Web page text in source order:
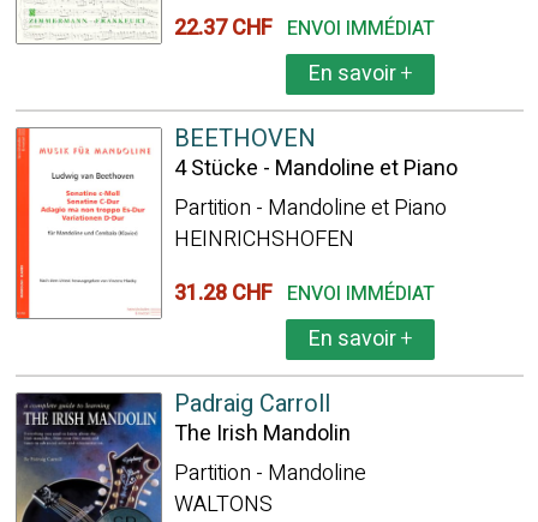
22.37 CHF ENVOI IMMÉDIAT
En savoir+
BEETHOVEN
4 Stücke - Mandoline et Piano
Partition - Mandoline et Piano
HEINRICHSHOFEN
31.28 CHF ENVOI IMMÉDIAT
En savoir+
Padraig Carroll
The Irish Mandolin
Partition - Mandoline
WALTONS